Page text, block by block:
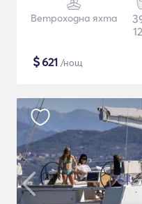
Ветроходна яхта
$621 /нощ